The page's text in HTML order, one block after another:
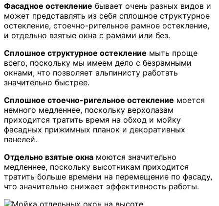
Фасадное остекление бывает очень разных видов и
может представлять из себя сплошное структурное
остекление, стоечно-ригельное рамное остекление,
и отдельно взятые окна с рамами или без.
Сплошное структурное остекление мыть проще
всего, поскольку мы имеем дело с безрамными
окнами, что позволяет альпинисту работать
значительно быстрее.
Сплошное стоечно-ригельное остекление моется
немного медленнее, поскольку верхолазам
приходится тратить время на обход и мойку
фасадных прижимных планок и декоративных
панелей.
Отдельно взятые окна моются значительно
медленнее, поскольку высотникам приходится
тратить больше времени на перемещение по фасаду,
что значительно снижает эффективность работы.